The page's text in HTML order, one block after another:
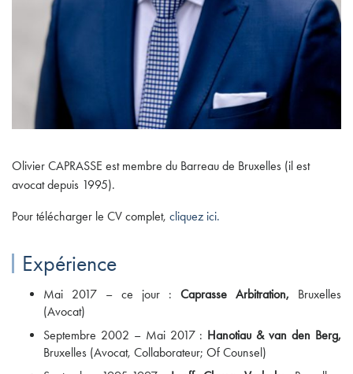
Olivier CAPRASSE est membre du Barreau de Bruxelles (il est
avocat depuis 1995).
Pour télécharger le CV complet, cliquez ici.
Expérience
Mai 2017 – ce jour : Caprasse Arbitration, Bruxelles
(Avocat)
Septembre 2002 – Mai 2017 : Hanotiau & van den Berg,
Bruxelles (Avocat, Collaborateur; Of Counsel)